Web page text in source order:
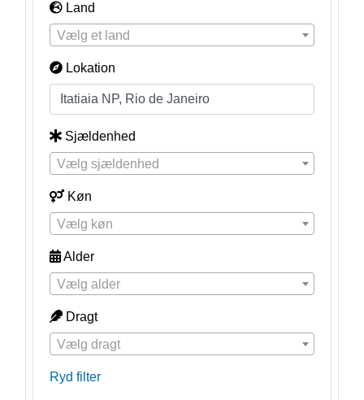
Land
Vælg et land
Lokation
Sjældenhed
Vælg sjældenhed
Køn
Vælg køn
Alder
Vælg alder
Dragt
Vælg dragt
Ryd filter